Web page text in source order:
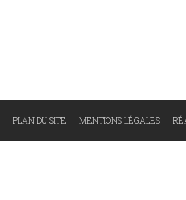
PLAN DU SITE MENTIONS LÉGALES